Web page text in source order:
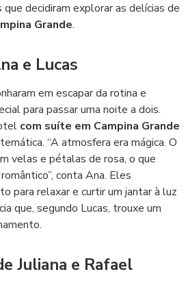
que decidiram explorar as delícias de
Grande.
e Lucas
em escapar da rotina e
para passar uma noite a dois.
com suíte em Campina Grande
“A atmosfera era mágica. O
velas e pétalas de rosa, o que
conta Ana. Eles
para relaxar e curtir um jantar à luz
que, segundo Lucas, trouxe um
Juliana e Rafael